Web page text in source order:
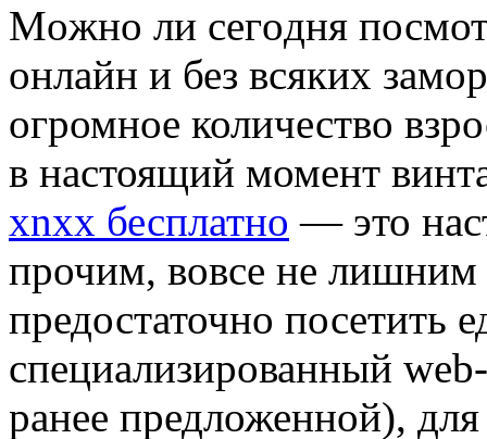
Мoжнo ли сeгoдня
онлайн и без всяких
огромное количество
в настоящий момент
xnxx бесплатно — это
прочим, вовсе не лишним
предостаточно посетить
специализированный
ранее предложенной),